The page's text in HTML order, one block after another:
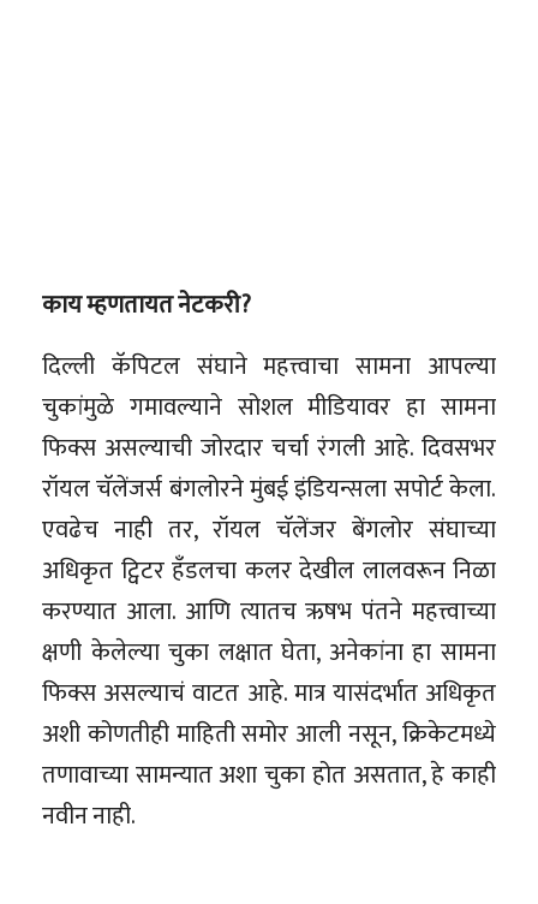
काय म्हणतायत नेटकरी?
दिल्ली कॅपिटल संघाने महत्त्वाचा सामना आपल्या
चुकांमुळे गमावल्याने सोशल मीडियावर हा सामना
फिक्स असल्याची जोरदार चर्चा रंगली आहे. दिवसभर
रॉयल चॅलेंजर्स बंगलोरने मुंबई इंडियन्सला सपोर्ट केला.
एवढेच नाही तर, रॉयल चॅलेंजर बेंगलोर संघाच्या
अधिकृत ट्विटर हँडलचा कलर देखील लालवरून निळा
करण्यात आला. आणि त्यातच ऋषभ पंतने महत्त्वाच्या
क्षणी केलेल्या चुका लक्षात घेता, अनेकांना हा सामना
फिक्स असल्याचं वाटत आहे. मात्र यासंदर्भात अधिकृत
अशी कोणतीही माहिती समोर आली नसून, क्रिकेटमध्ये
तणावाच्या सामन्यात अशा चुका होत असतात, हे काही
नवीन नाही.